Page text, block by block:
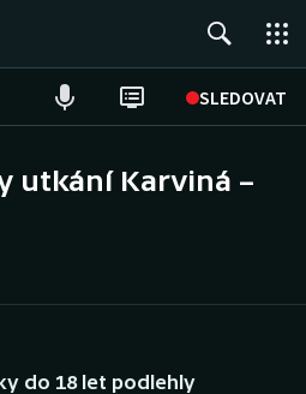
SLEDOVAT
utkání Karviná –
do 18 let podlehly